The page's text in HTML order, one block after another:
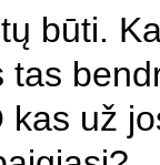
būti.
tas
už